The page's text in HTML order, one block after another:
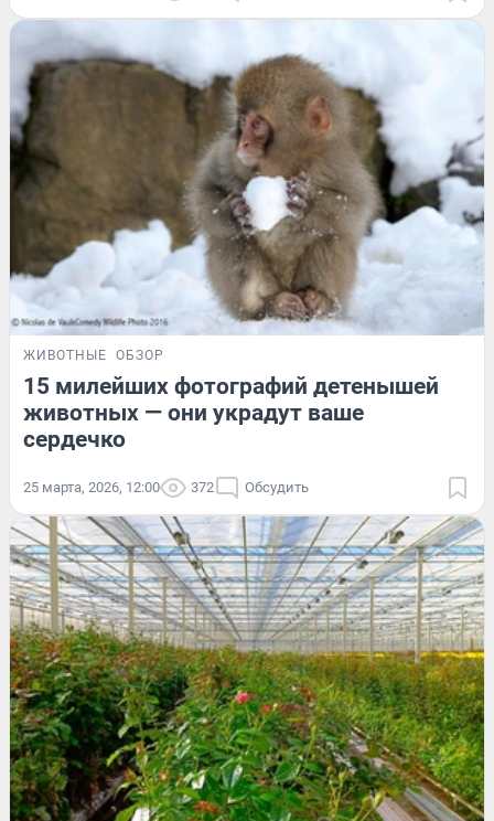
ЖИВОТНЫЕ ОБЗОР
15 милейших фотографий детенышей
животных — они украдут ваше
сердечко
25 марта, 2026, 12:00 372 Обсудить